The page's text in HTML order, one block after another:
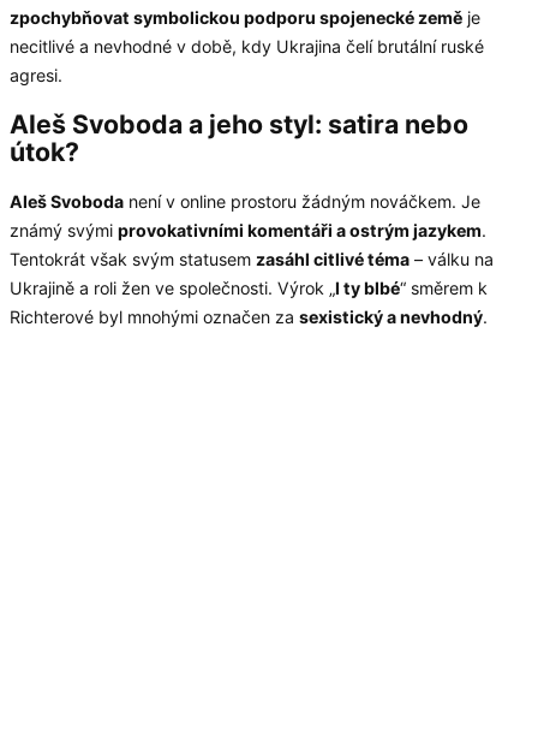
zpochybňovat symbolickou podporu spojenecké země je
necitlivé a nevhodné v době, kdy Ukrajina čelí brutální ruské
agresi.
Aleš Svoboda a jeho styl: satira nebo
útok?
Aleš Svoboda není v online prostoru žádným nováčkem. Je
známý svými provokativními komentáři a ostrým jazykem.
Tentokrát však svým statusem zasáhl citlivé téma – válku na
Ukrajině a roli žen ve společnosti. Výrok „I ty blbé“ směrem k
Richterové byl mnohými označen za sexistický a nevhodný.